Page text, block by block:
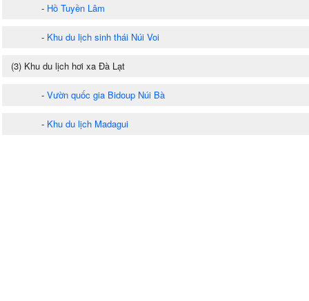
- Hồ Tuyền Lâm
- Khu du lịch sinh thái Núi Voi
(3) Khu du lịch hơi xa Đà Lạt
- Vườn quốc gia Bidoup Núi Bà
- Khu du lịch Madagui